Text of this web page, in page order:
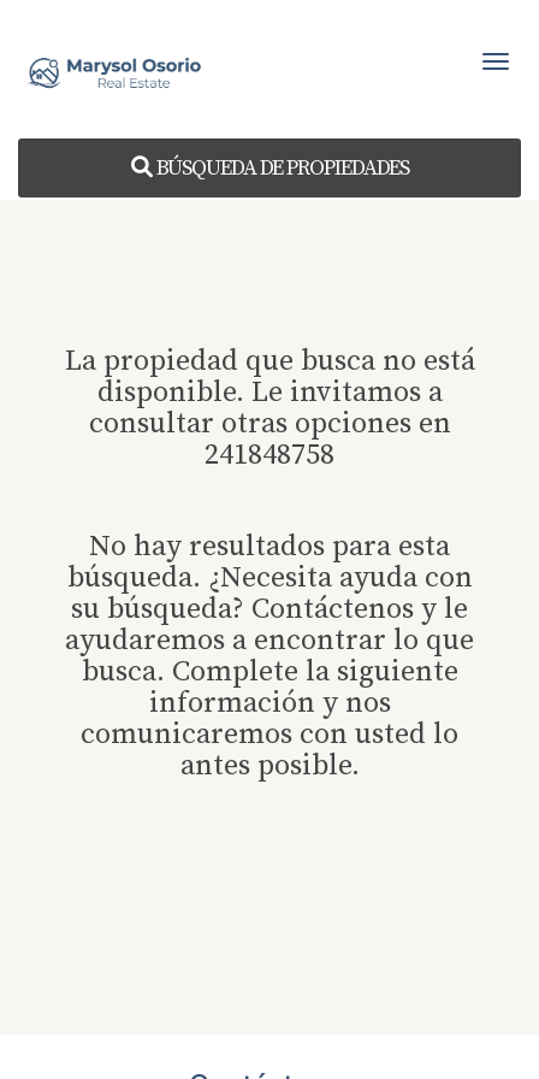
BÚSQUEDA DE PROPIEDADES
La propiedad que busca no está
disponible. Le invitamos a
consultar otras opciones en
241848758
No hay resultados para esta
búsqueda. ¿Necesita ayuda con
su búsqueda? Contáctenos y le
ayudaremos a encontrar lo que
busca. Complete la siguiente
información y nos
comunicaremos con usted lo
antes posible.